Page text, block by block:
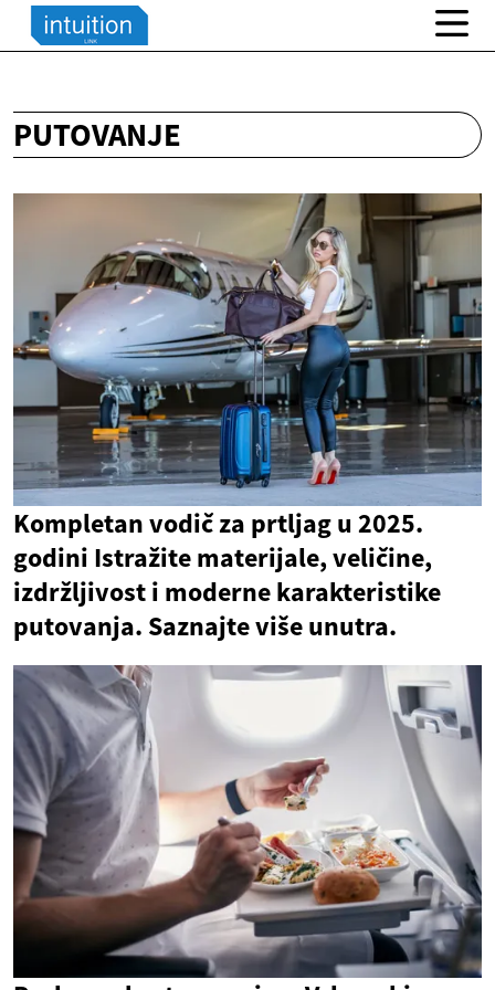
PUTOVANJE
Kompletan vodič za prtljag u 2025.
godini Istražite materijale, veličine,
izdržljivost i moderne karakteristike
putovanja. Saznajte više unutra.